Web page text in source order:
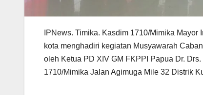
IPNews. Timika. Kasdim 1710/Mimika
kota menghadiri kegiatan Musyawarah
oleh Ketua PD XIV GM FKPPI Papua Dr.
1710/Mimika Jalan Agimuga Mile 32 Distrik